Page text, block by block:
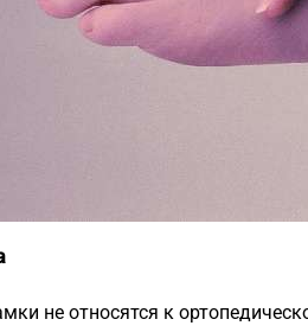
не относятся к